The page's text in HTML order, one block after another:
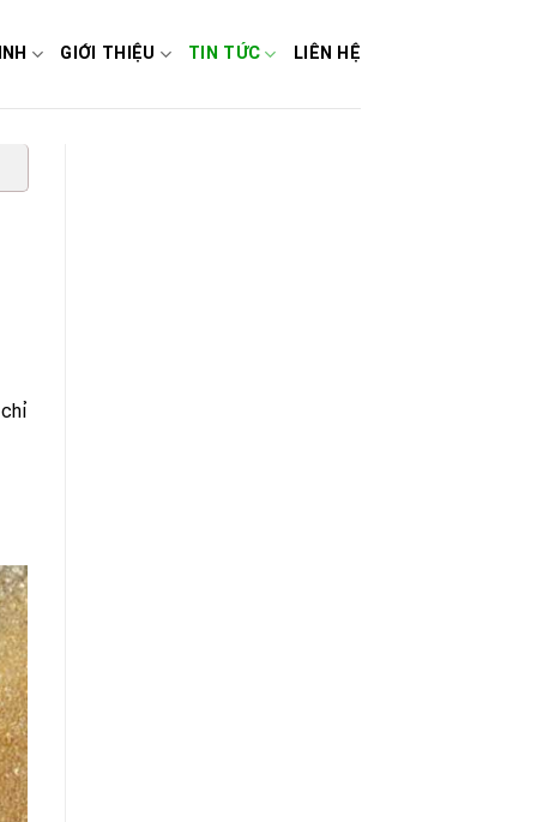
GIỚI THIỆU TIN TỨC LIÊN HỆ